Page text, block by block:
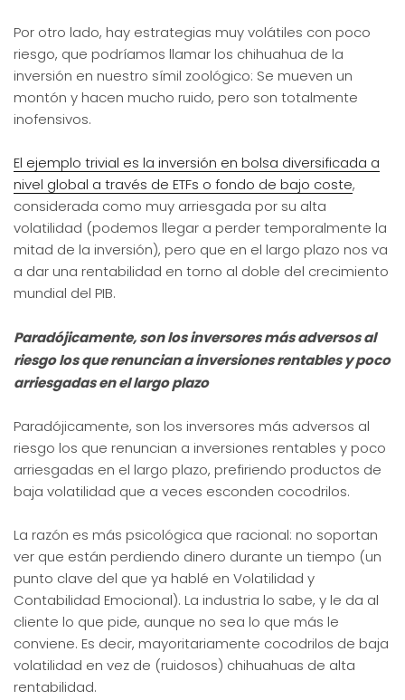
Por otro lado, hay estrategias muy volátiles con poco
riesgo, que podríamos llamar los chihuahua de la
inversión en nuestro símil zoológico: Se mueven un
montón y hacen mucho ruido, pero son totalmente
inofensivos.
El ejemplo trivial es la inversión en bolsa diversificada a
nivel global a través de ETFs o fondo de bajo coste,
considerada como muy arriesgada por su alta
volatilidad (podemos llegar a perder temporalmente la
mitad de la inversión), pero que en el largo plazo nos va
a dar una rentabilidad en torno al doble del crecimiento
mundial del PIB.
Paradójicamente, son los inversores más adversos al
riesgo los que renuncian a inversiones rentables y poco
arriesgadas en el largo plazo
Paradójicamente, son los inversores más adversos al
riesgo los que renuncian a inversiones rentables y poco
arriesgadas en el largo plazo, prefiriendo productos de
baja volatilidad que a veces esconden cocodrilos.
La razón es más psicológica que racional: no soportan
ver que están perdiendo dinero durante un tiempo (un
punto clave del que ya hablé en Volatilidad y
Contabilidad Emocional). La industria lo sabe, y le da al
cliente lo que pide, aunque no sea lo que más le
conviene. Es decir, mayoritariamente cocodrilos de baja
volatilidad en vez de (ruidosos) chihuahuas de alta
rentabilidad.